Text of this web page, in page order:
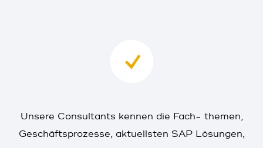
Unsere Consultants kennen die Fach- themen,
Geschäftsprozesse, aktuellsten SAP Lösungen,